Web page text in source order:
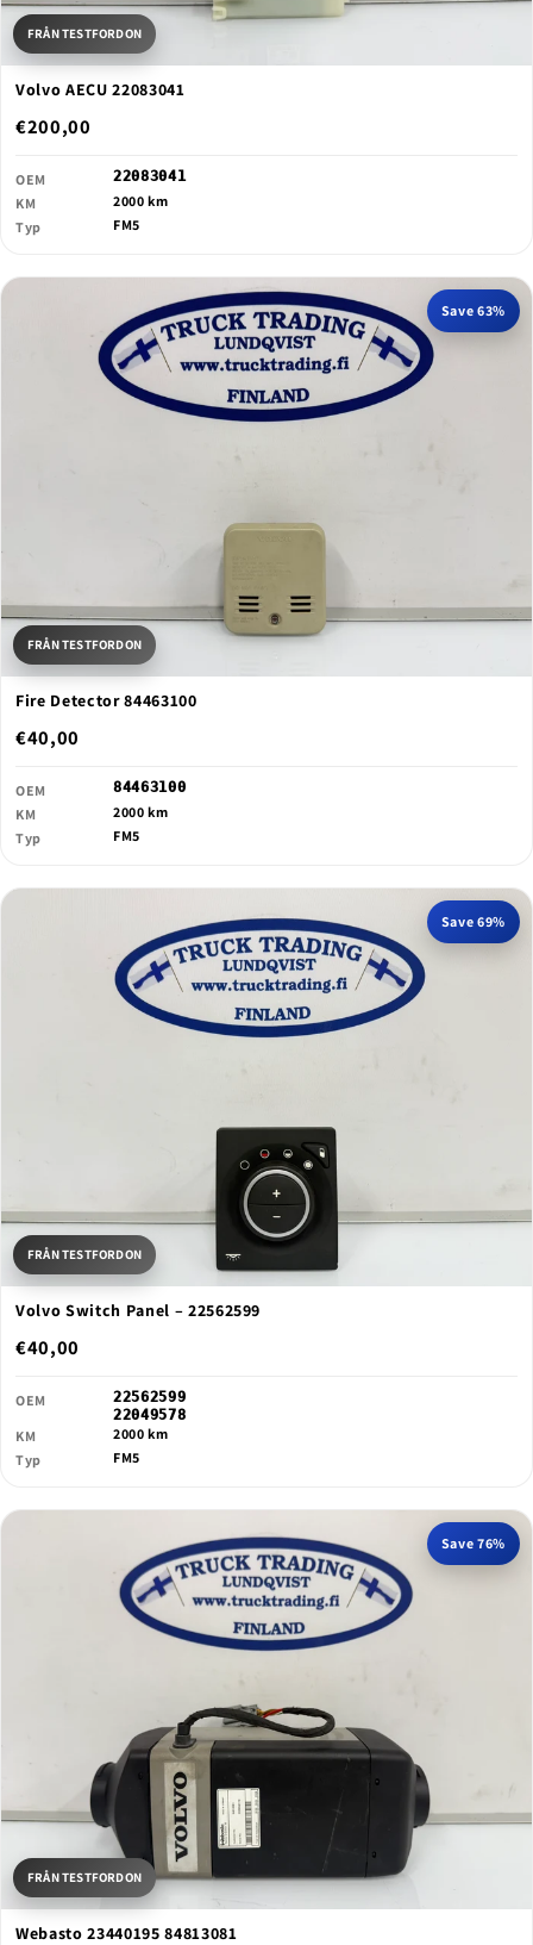
FRÅN TESTFORDON
Volvo AECU 22083041
€200,00
OEM 22083041
KM
2000 km
Typ
FM5
Save 63%
FRÅN TESTFORDON
Fire Detector 84463100
€40,00
OEM 84463100
KM
2000 km
Typ
FM5
Save 69%
FRÅN TESTFORDON
Volvo Switch Panel – 22562599
€40,00
OEM
22562599
22049578
KM
2000 km
Typ
FM5
Save 76%
FRÅN TESTFORDON
Webasto 23440195 84813081